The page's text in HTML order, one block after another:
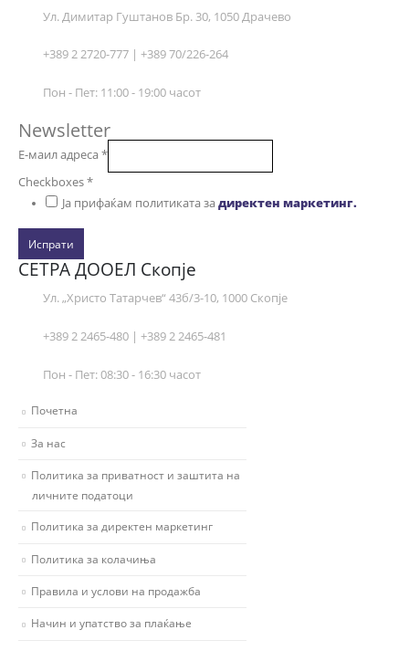
Ул. Димитар Гуштанов Бр. 30, 1050 Драчево
+389 2 2720-777 | +389 70/226-264
Пон - Пет: 11:00 - 19:00 часот
Newsletter
Е-маил адреса*
Checkboxes*
Ја прифаќам политиката задиректен маркетинг.
Испрати
СЕТРА ДООЕЛ Скопје
Ул. „Христо Татарчев“ 43б/3-10, 1000 Скопје
+389 2 2465-480 | +389 2 2465-481
Пон - Пет: 08:30 - 16:30 часот
Почетна
За нас
Политика за приватност и заштита на
личните податоци
Политика за директен маркетинг
Политика за колачиња
Правила и услови на продажба
Начин и упатство за плаќање